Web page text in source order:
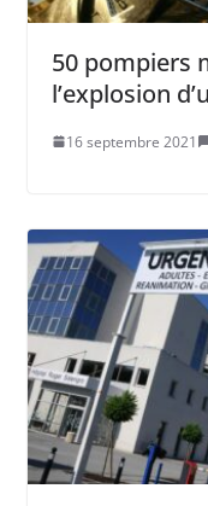
50 pompiers
l’explosion
16 septembre 2021